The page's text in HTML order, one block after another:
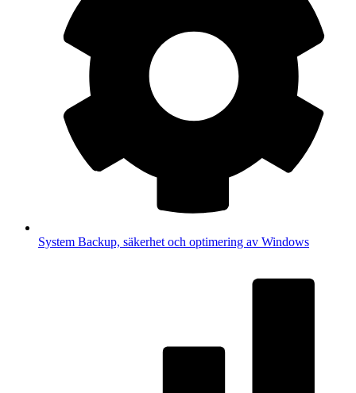
System Backup, säkerhet och optimering av Windows